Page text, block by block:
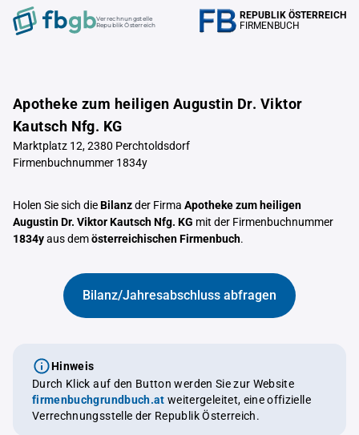
Verrechnungstelle
Republik Österreich
REPUBLIK ÖSTERREICH
FIRMENBUCH
Apotheke zum heiligen Augustin Dr. Viktor
Kautsch Nfg. KG
Marktplatz 12, 2380 Perchtoldsdorf
Firmenbuchnummer 1834y
Holen Sie sich dieBilanzder Firma Apotheke zum heiligen
Augustin Dr. Viktor Kautsch Nfg. KG mit der Firmenbuchnummer
1834yaus demösterreichischen Firmenbuch.
Bilanz/Jahresabschluss abfragen
Hinweis
Durch Klick auf den Button werden Sie zur Website
firmenbuchgrundbuch.at weitergeleitet, eine offizielle
Verrechnungsstelle der Republik Österreich.